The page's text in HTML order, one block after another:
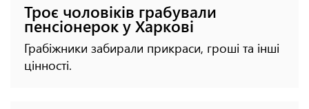
Троє чоловіків грабували
пенсіонерок у Харкові
Грабіжники забирали прикраси, гроші та інші
цінності.